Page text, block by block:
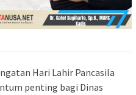
Hari Lahir Pancasila
penting bagi Dinas